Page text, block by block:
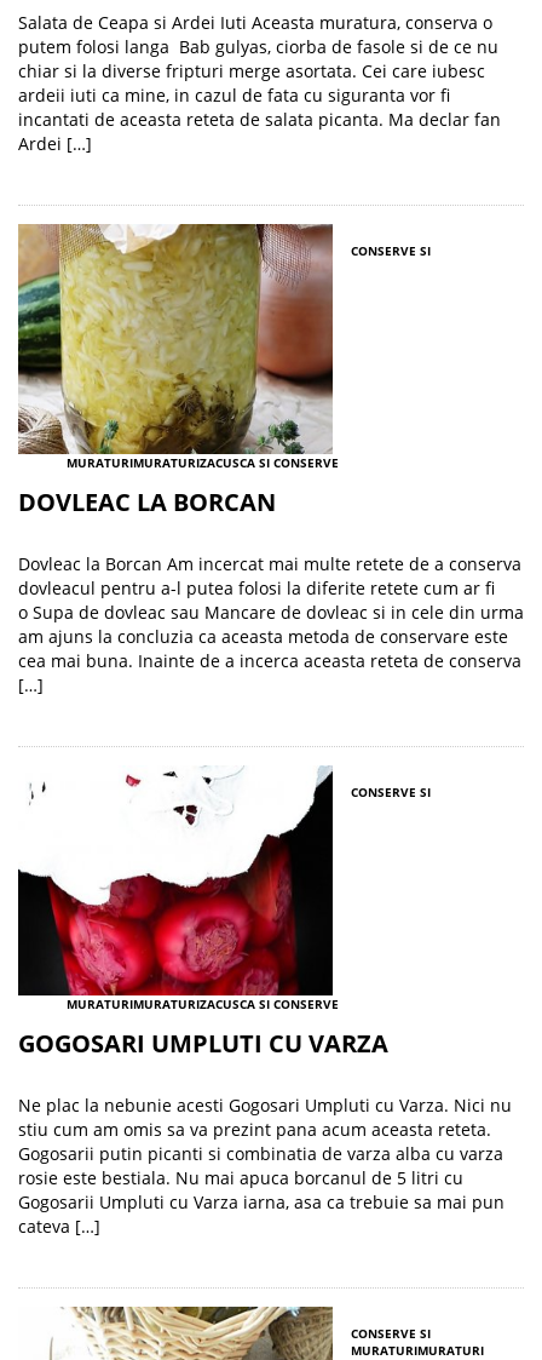
Salata de Ceapa si Ardei Iuti Aceasta muratura, conserva o
putem folosi langa Bab gulyas, ciorba de fasole si de ce nu
chiar si la diverse fripturi merge asortata. Cei care iubesc
ardeii iuti ca mine, in cazul de fata cu siguranta vor fi
incantati de aceasta reteta de salata picanta. Ma declar fan
Ardei […]
CONSERVE SI
MURATURIMURATURIZACUSCA SI CONSERVE
DOVLEAC LA BORCAN
Dovleac la Borcan Am incercat mai multe retete de a conserva
dovleacul pentru a-l putea folosi la diferite retete cum ar fi
o Supa de dovleac sau Mancare de dovleac si in cele din urma
am ajuns la concluzia ca aceasta metoda de conservare este
cea mai buna. Inainte de a incerca aceasta reteta de conserva
[…]
CONSERVE SI
MURATURIMURATURIZACUSCA SI CONSERVE
GOGOSARI UMPLUTI CU VARZA
Ne plac la nebunie acesti Gogosari Umpluti cu Varza. Nici nu
stiu cum am omis sa va prezint pana acum aceasta reteta.
Gogosarii putin picanti si combinatia de varza alba cu varza
rosie este bestiala. Nu mai apuca borcanul de 5 litri cu
Gogosarii Umpluti cu Varza iarna, asa ca trebuie sa mai pun
cateva […]
CONSERVE SI
MURATURIMURATURI